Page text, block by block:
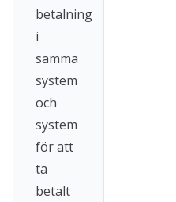
betalning
i
samma
system
och
system
för att
ta
betalt